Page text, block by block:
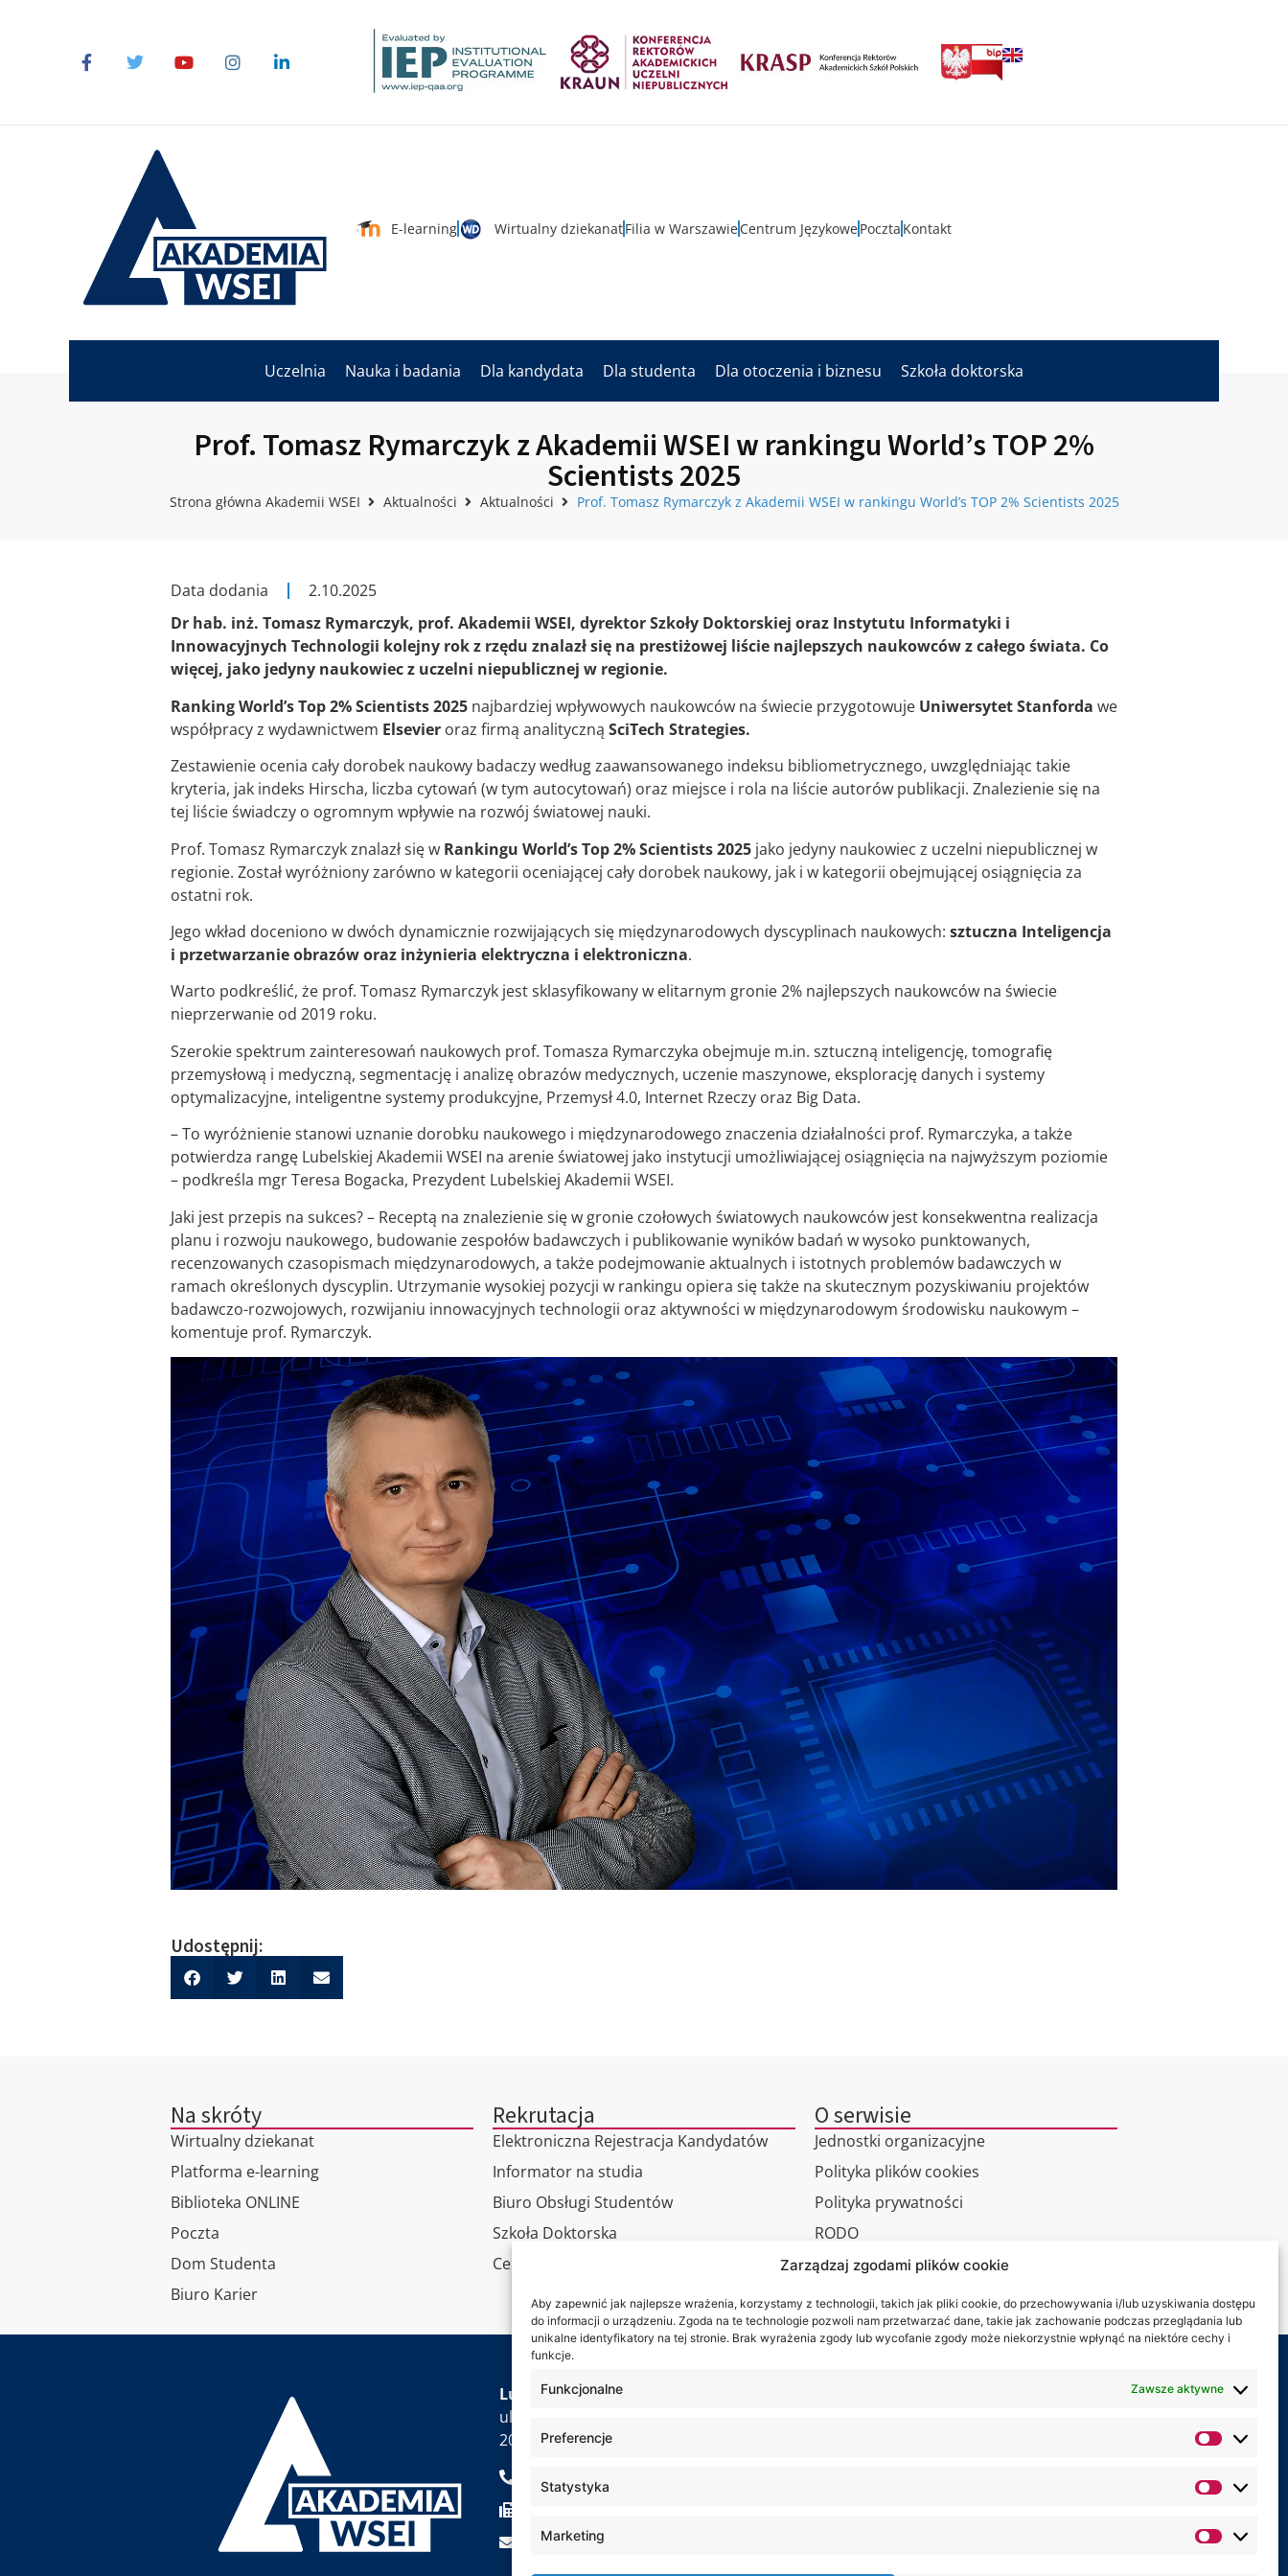
Zarządzaj zgodami plików cookie
Aby zapewnić jak najlepsze wrażenia, korzystamy z technologii, takich jak pliki cookie, do przechowywania i/lub uzyskiwania dostępu
do informacji o urządzeniu. Zgoda na te technologie pozwoli nam przetwarzać dane, takie jak zachowanie podczas przeglądania lub
unikalne identyfikatory na tej stronie. Brak wyrażenia zgody lub wycofanie zgody może niekorzystnie wpłynąć na niektóre cechy i
funkcje.
Funkcjonalne Zawsze aktywne
Preferencje
Statystyka
Marketing
E-learning Wirtualny dziekanatFilia w WarszawieCentrum JęzykowePoczta Kontakt
Uczelnia Nauka i badania Dla kandydata Dla studenta Dla otoczenia i biznesu Szkoła doktorska
Prof. Tomasz Rymarczyk z Akademii WSEI w rankingu World’s TOP 2%
Scientists 2025
Strona główna Akademii WSEI Aktualności Aktualności Prof. Tomasz Rymarczyk z Akademii WSEI w rankingu World’s TOP 2% Scientists 2025
Data dodania
2.10.2025
Dr hab. inż. Tomasz Rymarczyk, prof. Akademii WSEI, dyrektor Szkoły Doktorskiej oraz Instytutu Informatyki i
Innowacyjnych Technologii kolejny rok z rzędu znalazł się na prestiżowej liście najlepszych naukowców z całego świata. Co
więcej, jako jedyny naukowiec z uczelni niepublicznej w regionie.
Ranking World’s Top 2% Scientists 2025 najbardziej wpływowych naukowców na świecie przygotowuje Uniwersytet Stanforda we
współpracy z wydawnictwem Elsevier oraz firmą analityczną SciTech Strategies.
Zestawienie ocenia cały dorobek naukowy badaczy według zaawansowanego indeksu bibliometrycznego, uwzględniając takie
kryteria, jak indeks Hirscha, liczba cytowań (w tym autocytowań) oraz miejsce i rola na liście autorów publikacji. Znalezienie się na
tej liście świadczy o ogromnym wpływie na rozwój światowej nauki.
Prof. Tomasz Rymarczyk znalazł się w Rankingu World’s Top 2% Scientists 2025 jako jedyny naukowiec z uczelni niepublicznej w
regionie. Został wyróżniony zarówno w kategorii oceniającej cały dorobek naukowy, jak i w kategorii obejmującej osiągnięcia za
ostatni rok.
Jego wkład doceniono w dwóch dynamicznie rozwijających się międzynarodowych dyscyplinach naukowych: sztuczna Inteligencja
i przetwarzanie obrazów oraz inżynieria elektryczna i elektroniczna.
Warto podkreślić, że prof. Tomasz Rymarczyk jest sklasyfikowany w elitarnym gronie 2% najlepszych naukowców na świecie
nieprzerwanie od 2019 roku.
Szerokie spektrum zainteresowań naukowych prof. Tomasza Rymarczyka obejmuje m.in. sztuczną inteligencję, tomografię
przemysłową i medyczną, segmentację i analizę obrazów medycznych, uczenie maszynowe, eksplorację danych i systemy
optymalizacyjne, inteligentne systemy produkcyjne, Przemysł 4.0, Internet Rzeczy oraz Big Data.
– To wyróżnienie stanowi uznanie dorobku naukowego i międzynarodowego znaczenia działalności prof. Rymarczyka, a także
potwierdza rangę Lubelskiej Akademii WSEI na arenie światowej jako instytucji umożliwiającej osiągnięcia na najwyższym poziomie
– podkreśla mgr Teresa Bogacka, Prezydent Lubelskiej Akademii WSEI.
Jaki jest przepis na sukces? – Receptą na znalezienie się w gronie czołowych światowych naukowców jest konsekwentna realizacja
planu i rozwoju naukowego, budowanie zespołów badawczych i publikowanie wyników badań w wysoko punktowanych,
recenzowanych czasopismach międzynarodowych, a także podejmowanie aktualnych i istotnych problemów badawczych w
ramach określonych dyscyplin. Utrzymanie wysokiej pozycji w rankingu opiera się także na skutecznym pozyskiwaniu projektów
badawczo-rozwojowych, rozwijaniu innowacyjnych technologii oraz aktywności w międzynarodowym środowisku naukowym –
komentuje prof. Rymarczyk.
Udostępnij:
Na skróty
Wirtualny dziekanat
Platforma e-learning
Biblioteka ONLINE
Poczta
Dom Studenta
Biuro Karier
Rekrutacja
Elektroniczna Rejestracja Kandydatów
Informator na studia
Biuro Obsługi Studentów
Szkoła Doktorska
Centrum Studiów Podyplomowych
O serwisie
Jednostki organizacyjne
Polityka plików cookies
Polityka prywatności
RODO
Wirtualny spacer
Kontakt
Lubelska Akademia WSEI
ul. Projektowa 4
20-209 Lublin
+48 81 749 17 70
kancelaria@wsei.pl